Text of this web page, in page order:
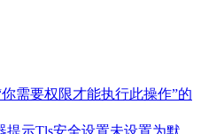
需要权限才能执行此操作”的